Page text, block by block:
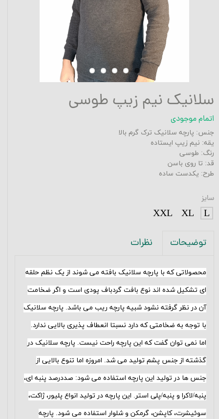
سلانیک نیم زیپ طوسی
اتمام موجودی
جنس: پارچه سلانیک ترک گرم بالا
یقه: نیم زیپ ایستاده
رنگ: طوسی
قد: تا روی باسن
طرح: یکدست ساده
سایز
L
XL
XXL
توضیحات نظرات
محصولاتی که با پارچه سلانیک بافته می شوند از یک نظم حلقه
ای تشکیل شده اند نوع بافت گردباف پودی است و اگر ضخامت
آن در نظر گرفته نشود شبیه پارچه ریب می باشد. پارچه سلانیک
با توجه به ضخامتی که دارد نسبتا انعطاف پذیری بالایی ندارد.
اما نمی توان گفت که این پارچه راحت نیست. پارچه سلانیک در
گذشته از جنس پشم تولید می شد. امروزه اما تنوع بالایی از
جنس ها در تولید این پارچه استفاده می شود: صددرصد پنبه ای،
پنبه/لاکرا و پنبه/پلی استر. این پارچه در تولید انواع پلیور، ژاکت،
سوئیشرت، کاپشن، گرمکن و شلوار استفاده می شود. پارچه